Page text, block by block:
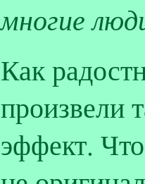
многие
Как
произвели
эффект.